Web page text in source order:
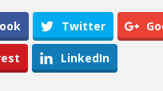
Twitter
LinkedIn